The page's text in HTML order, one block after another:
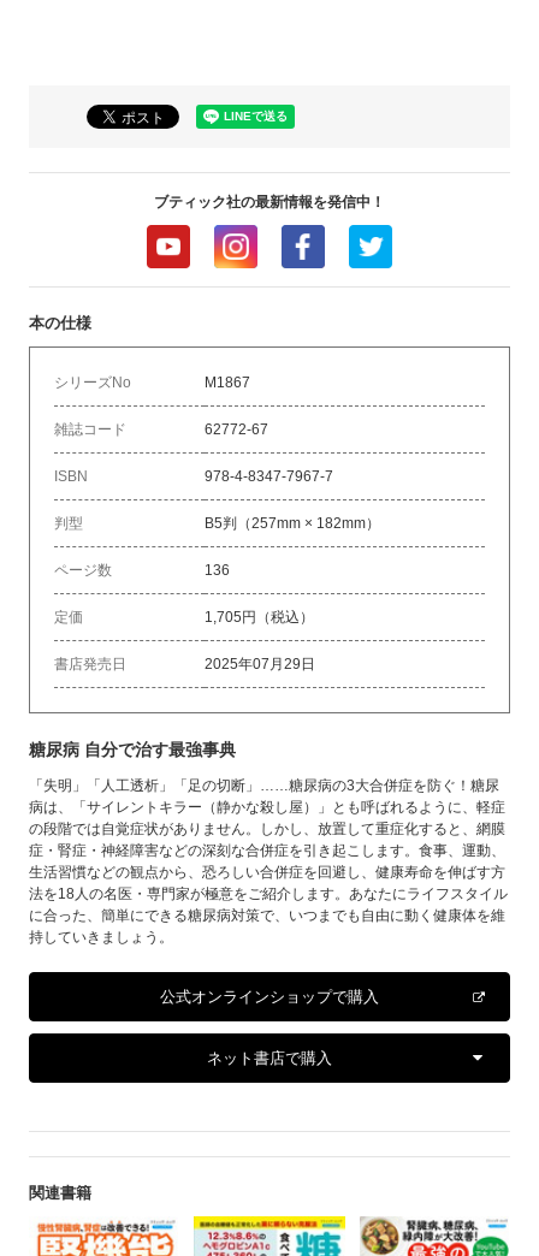
ブティック社の最新情報を発信中！
本の仕様
シリーズNo M1867
雑誌コード 62772-67
ISBN 978-4-8347-7967-7
判型 B5判（257mm × 182mm）
ページ数 136
定価 1,705円（税込）
書店発売日 2025年07月29日
糖尿病 自分で治す最強事典
「失明」「人工透析」「足の切断」……糖尿病の3大合併症を防ぐ！糖尿
病は、「サイレントキラー（静かな殺し屋）」とも呼ばれるように、軽症
の段階では自覚症状がありません。しかし、放置して重症化すると、網膜
症・腎症・神経障害などの深刻な合併症を引き起こします。食事、運動、
生活習慣などの観点から、恐ろしい合併症を回避し、健康寿命を伸ばす方
法を18人の名医・専門家が極意をご紹介します。あなたにライフスタイル
に合った、簡単にできる糖尿病対策で、いつまでも自由に動く健康体を維
持していきましょう。
公式オンラインショップで購入
ネット書店で購入
関連書籍